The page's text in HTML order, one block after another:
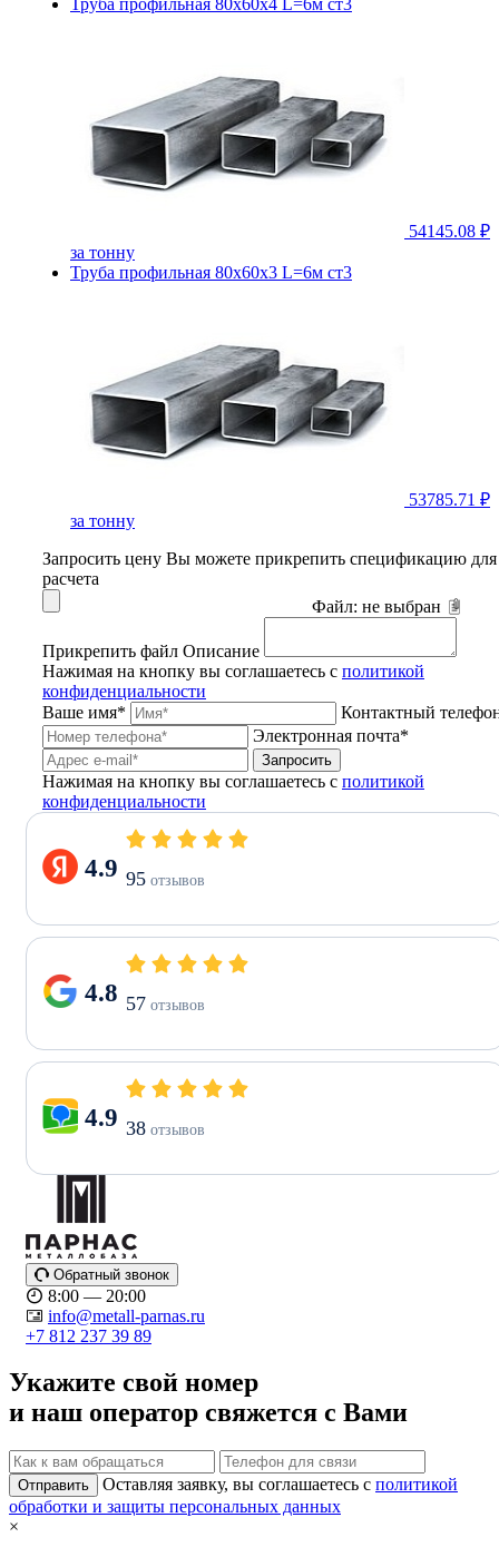
54145.08 ₽
за тонну
Труба профильная 80х60х3 L=6м ст3
53785.71 ₽
за тонну
Запросить цену Вы можете прикрепить спецификацию для
расчета
Файл: не выбран
Прикрепить файл Описание
Нажимая на кнопку вы соглашаетесь с политикой
конфиденциальности
Ваше имя*
Контактный
Электронная почта*
Запросить
Нажимая на кнопку вы соглашаетесь с политикой
конфиденциальности
4.9 95 отзывов
4.8 57 отзывов
4.9 38 отзывов
Обратный звонок
8:00 — 20:00
info@metall-parnas.ru
+7 812 237 39 89
Укажите свой номер
и наш оператор свяжется с Вами
Отправить Оставляя заявку, вы соглашаетесь с политикой
обработки и защиты персональных данных
×